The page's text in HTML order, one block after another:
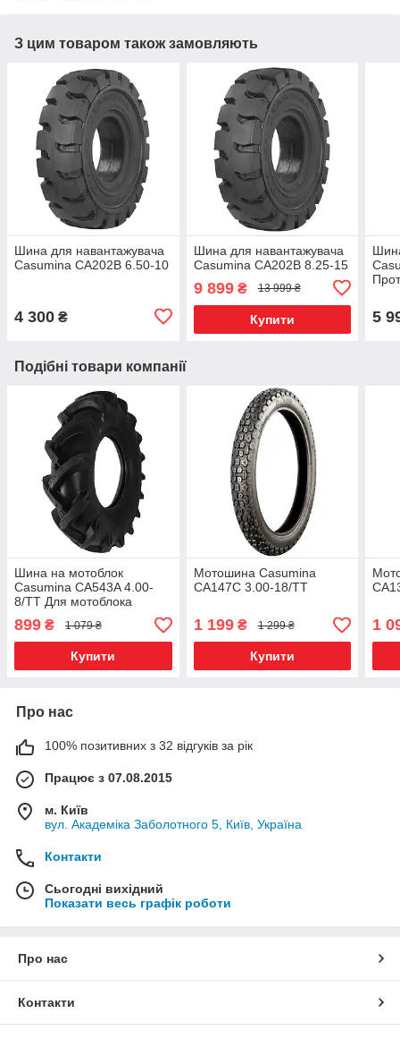
З цим товаром також замовляють
Шина для навантажувача
Casumina CA202B 6.50-10
4 300 ₴
Шина для навантажувача
Casumina CA202B 8.25-15
9 899₴ 13 999 ₴
Купити 5
Подібні товари компанії
Шина на мотоблок
Casumina CA543A 4.00-
8/TT Для мотоблока
899 ₴ 1 079 ₴
Купити
Мотошина Casumina
CA147C 3.00-18/TT
1 199₴ 1 299 ₴
Купити
1
Про нас
100% позитивних з 32 відгуків за рік
Працює з 07.08.2015
м. Київ
вул. Академіка Заболотного 5, Київ, Україна
Контакти
Сьогодні вихідний
Показати весь графік роботи
Про нас
Контакти